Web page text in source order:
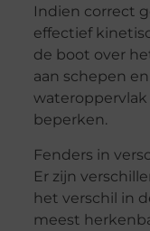
Indien correct
effectief
de boot over
aan schepen
beperken.
Fenders in
Er zijn
het verschil in
meest